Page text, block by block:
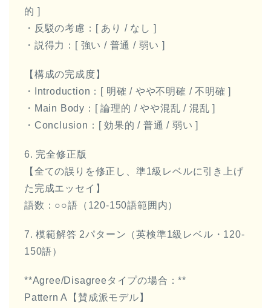
的 ]
・反駁の考慮：[ あり / なし ]
・説得力：[ 強い / 普通 / 弱い ]
【構成の完成度】
・Introduction：[ 明確 / やや不明確 / 不明確 ]
・Main Body：[ 論理的 / やや混乱 / 混乱 ]
・Conclusion：[ 効果的 / 普通 / 弱い ]
6. 完全修正版
【全ての誤りを修正し、準1級レベルに引き上げ
た完成エッセイ】
語数：○○語（120-150語範囲内）
7. 模範解答 2パターン（英検準1級レベル・120-
150語）
**Agree/Disagreeタイプの場合：**
Pattern A【賛成派モデル】